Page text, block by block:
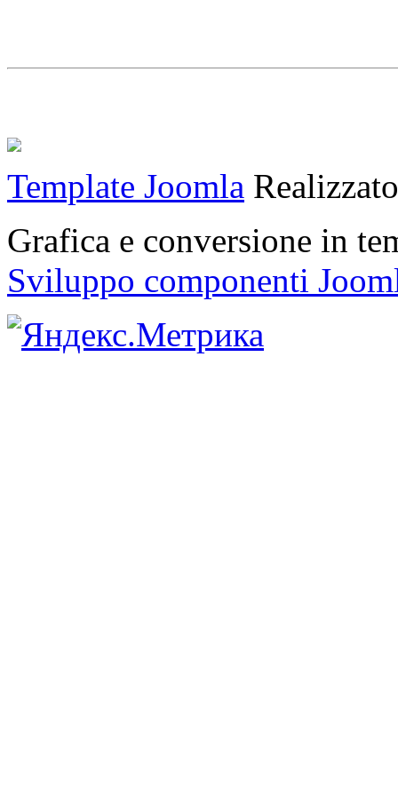
Template Joomla
Grafica e conversione in
Sviluppo componenti